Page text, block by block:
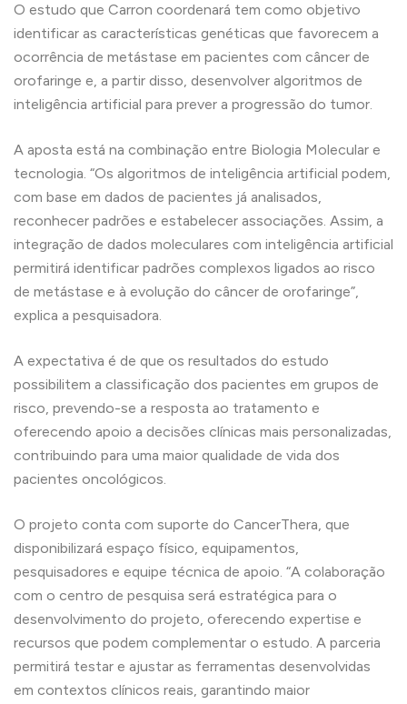
O estudo que Carron coordenará tem como objetivo
identificar as características genéticas que favorecem a
ocorrência de metástase em pacientes com câncer de
orofaringe e, a partir disso, desenvolver algoritmos de
inteligência artificial para prever a progressão do tumor.
A aposta está na combinação entre Biologia Molecular e
tecnologia. “Os algoritmos de inteligência artificial podem,
com base em dados de pacientes já analisados,
reconhecer padrões e estabelecer associações. Assim, a
integração de dados moleculares com inteligência artificial
permitirá identificar padrões complexos ligados ao risco
de metástase e à evolução do câncer de orofaringe”,
explica a pesquisadora.
A expectativa é de que os resultados do estudo
possibilitem a classificação dos pacientes em grupos de
risco, prevendo-se a resposta ao tratamento e
oferecendo apoio a decisões clínicas mais personalizadas,
contribuindo para uma maior qualidade de vida dos
pacientes oncológicos.
O projeto conta com suporte do CancerThera, que
disponibilizará espaço físico, equipamentos,
pesquisadores e equipe técnica de apoio. “A colaboração
com o centro de pesquisa será estratégica para o
desenvolvimento do projeto, oferecendo expertise e
recursos que podem complementar o estudo. A parceria
permitirá testar e ajustar as ferramentas desenvolvidas
em contextos clínicos reais, garantindo maior